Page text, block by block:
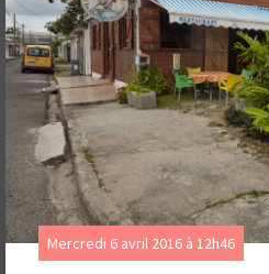
Mercredi 6 avril 2016 à 12h46